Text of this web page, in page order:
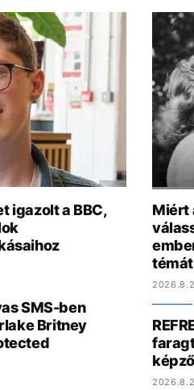
igazolt a BBC,
SMS-ben
Britney
Miért
témát